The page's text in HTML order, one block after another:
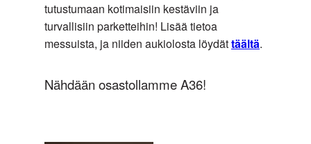
tutustumaan kotimaisiin kestäviin ja
turvallisiin parketteihin! Lisää tietoa
messuista, ja niiden aukiolosta löydättäältä.
Nähdään osastollamme A36!